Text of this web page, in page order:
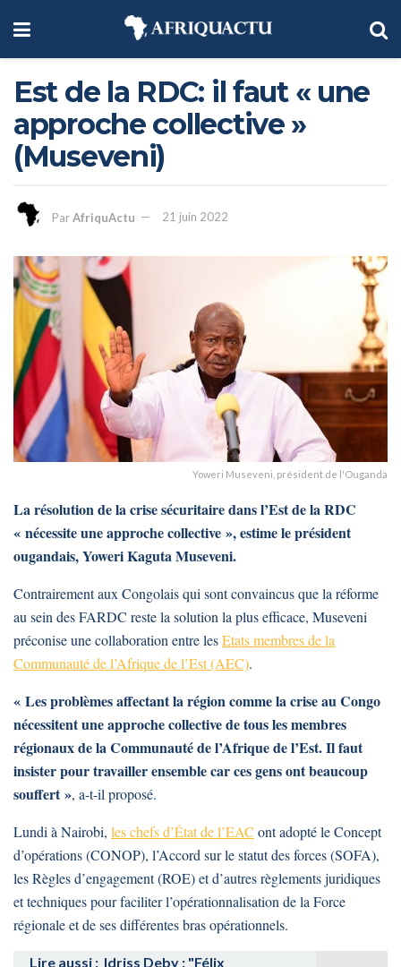
Est de la RDC: il faut « une
approche collective »
(Museveni)
ParAfriquActu 21 juin 2022
Yoweri Museveni, président de l'Ouganda
La résolution de la crise sécuritaire dans l’Est de la RDC
« nécessite une approche collective », estime le président
ougandais, Yoweri Kaguta Museveni.
Contrairement aux Congolais qui sont convaincus que la réforme
au sein des FARDC reste la solution la plus efficace, Museveni
préconise une collaboration entre lesEtats membres de la
Communauté de l’Afrique de l’Est (AEC).
« Les problèmes affectant la région comme la crise au Congo
nécessitent une approche collective de tous les membres
régionaux de la Communauté de l’Afrique de l’Est. Il faut
insister pour travailler ensemble car ces gens ont beaucoup
souffert », a-t-il proposé.
Lundi à Nairobi, les chefs d’État de l’EAC ont adopté le Concept
d’opérations (CONOP), l’Accord sur le statut des forces (SOFA),
les Règles d’engagement (ROE) et d’autres règlements juridiques
et techniques pour faciliter l’opérationnalisation de la Force
régionale et de ses différentes bras opérationnels.
Lire aussi : Idriss Deby : "Félix